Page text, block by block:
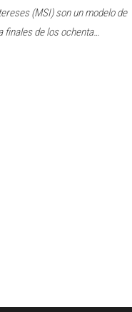
(MSI) son un modelo de
finales de los ochenta…